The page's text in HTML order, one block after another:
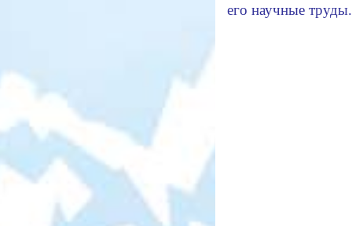
его научные труды.